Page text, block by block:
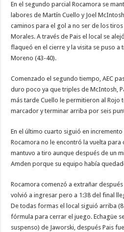
En el segundo parcial Rocamora se
labores de Martín Cuello y Joel
caminos para el gol a no ser de los
Morales. A través de Pais el local se
flaqueó en el cierre y la visita se puso a
Moreno (43-40).
Comenzado el segundo tiempo, AEC
duro poco ya que triples de McIntosh,
más tarde Cuello le permitieron al Rojo
marcador y terminar arriba por seis
En el último cuarto siguió en
Rocamora no le encontró la vuelta para
mantuvo a tiro aunque después de un
Amden porque su equipo había
Rocamora comenzó a extrañar
volvió a ingresar pero a 1:38 del final
De todas formas el local siguió arriba
fórmula para cerrar el juego. Echagüe
suspenso) de Jaworski, después Pais